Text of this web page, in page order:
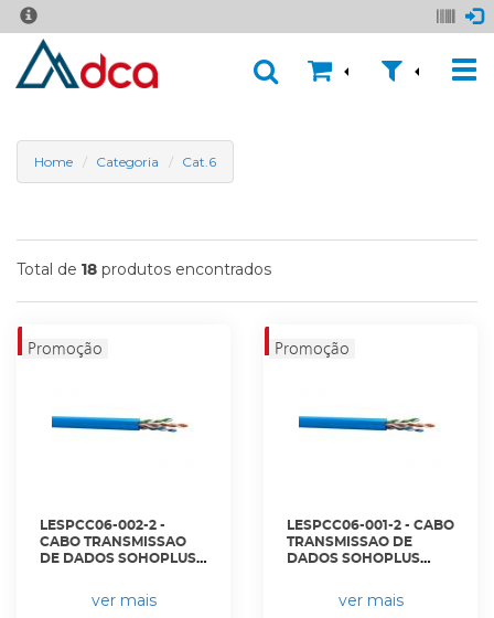
Home Categoria Cat.6
Total de 18 produtos encontrados
LESPCC06-002-2 -
CABO TRANSMISSAO
DE DADOS SOHOPLUS
CAT.6 CMX AZ RoHS -
23400174 - LIGHTERA
ver mais
LESPCC06-001-2 - CABO
TRANSMISSAO DE
DADOS SOHOPLUS
CAT.6 CM AZ RoHS -
23400173 - LIGHTERA
ver mais